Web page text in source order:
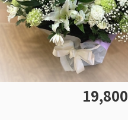
19,800